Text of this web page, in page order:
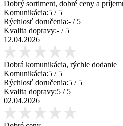
Dobrý sortiment, dobré ceny a
Komunikácia:5 / 5
Rýchlosť doručenia:- / 5
Kvalita dopravy:- / 5
12.04.2026
Dobrá komunikácia, rýchle dodanie
Komunikácia:5 / 5
Rýchlosť doručenia:5 / 5
Kvalita dopravy:5 / 5
02.04.2026